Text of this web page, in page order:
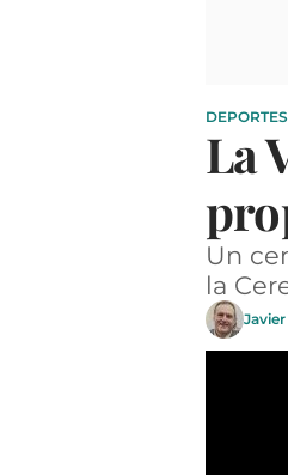
DEPORTES
La
Un
la